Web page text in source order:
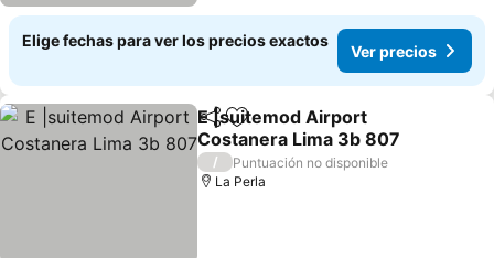
Elige fechas para ver los precios exactos
Ver precios
CompartirAgregar a favoritos
E |suitemod Airport
Costanera Lima 3b 807
Ver precios
/
Puntuación no disponible
La Perla